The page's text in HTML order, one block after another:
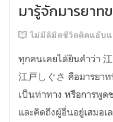
มารู้จักมารยาท
ไม่มีลิมิตชีวิตติดแอ๊บ
ทุกคนเคยได้ยินคำว่า
江戸しぐさ คือมารยา
เป็นท่าทาง หรือการพูด
และคิดถึงผู้อื่นอยู่เสมอ